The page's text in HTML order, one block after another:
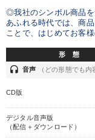
◎我社のシンボル商品
あふれる時代では、商
ことで、はじめてお客
形 態
headset 音声 （どの形態でも内
CD版
デジタル音声版
（配信＋ダウンロード）